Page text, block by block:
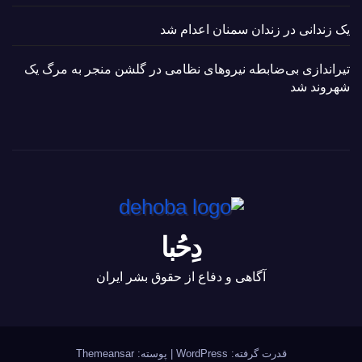
یک زندانی در زندان سمنان اعدام شد
تیراندازی بی‌ضابطه نیروهای نظامی در گلشن منجر به مرگ یک
شهروند شد
دِحُبا
آگاهی و دفاع از حقوق بشر ایران
قدرت گرفته: WordPress پوسته:Themeansar